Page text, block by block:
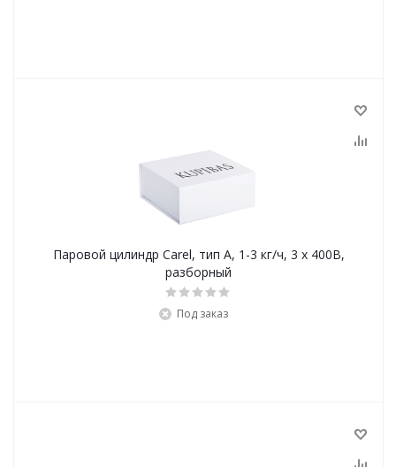
Паровой цилиндр Carel, тип A, 1-3 кг/ч, 3 х 400В,
разборный
Под заказ